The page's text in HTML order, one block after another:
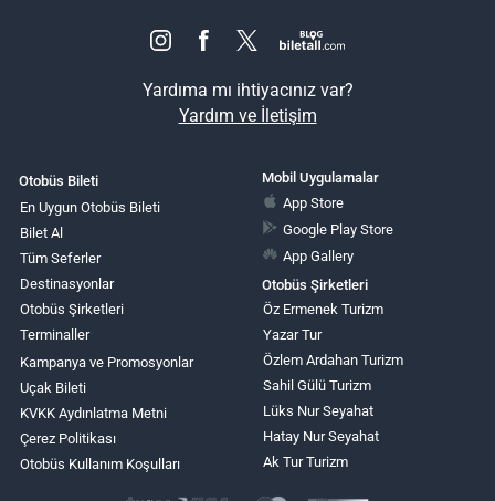
Yardıma mı ihtiyacınız var?
Yardım ve İletişim
Otobüs Bileti
En Uygun Otobüs Bileti
Bilet Al
Tüm Seferler
Destinasyonlar
Otobüs Şirketleri
Terminaller
Kampanya ve Promosyonlar
Uçak Bileti
KVKK Aydınlatma Metni
Çerez Politikası
Otobüs Kullanım Koşulları
Mobil Uygulamalar
App Store
Google Play Store
App Gallery
Otobüs Şirketleri
Öz Ermenek Turizm
Yazar Tur
Özlem Ardahan Turizm
Sahil Gülü Turizm
Lüks Nur Seyahat
Hatay Nur Seyahat
Ak Tur Turizm